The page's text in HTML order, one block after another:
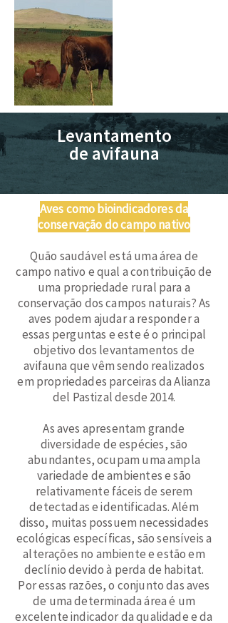
Levantamento
de avifauna
Aves como bioindicadores da
conservação do campo nativo
Quão saudável está uma área de
campo nativo e qual a contribuição de
uma propriedade rural para a
conservação dos campos naturais? As
aves podem ajudar a responder a
essas perguntas e este é o principal
objetivo dos levantamentos de
avifauna que vêm sendo realizados
em propriedades parceiras da Alianza
del Pastizal desde 2014.
As aves apresentam grande
diversidade de espécies, são
abundantes, ocupam uma ampla
variedade de ambientes e são
relativamente fáceis de serem
detectadas e identificadas. Além
disso, muitas possuem necessidades
ecológicas específicas, são sensíveis a
alterações no ambiente e estão em
declínio devido à perda de habitat.
Por essas razões, o conjunto das aves
de uma determinada área é um
excelente indicador da qualidade e da